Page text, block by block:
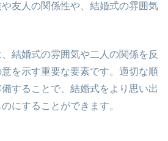
友人の関係性や、結婚式の雰囲気
結婚式の雰囲気や二人の関係を反
を示す重要な要素です。適切な順
することで、結婚式をより思い出
にすることができます。